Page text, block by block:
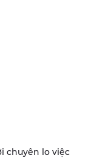
chuyên lo việc